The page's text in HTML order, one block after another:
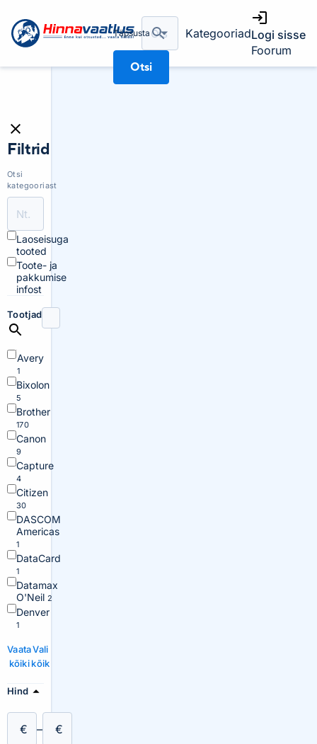
Täpsusta
Otsi
KategooriadLogi sisse
Foorum
Filtrid
Otsi
kategooriast
Laoseisuga
tooted
Toote- ja
pakkumise
infost
Tootjad
Avery
1
Bixolon
5
Brother
170
Canon
9
Capture
4
Citizen
30
DASCOM
Americas
1
DataCard
1
Datamax
O'Neil 2
Denver
1
Vaata
kõiki
Vali
kõik
Hind
€ – €